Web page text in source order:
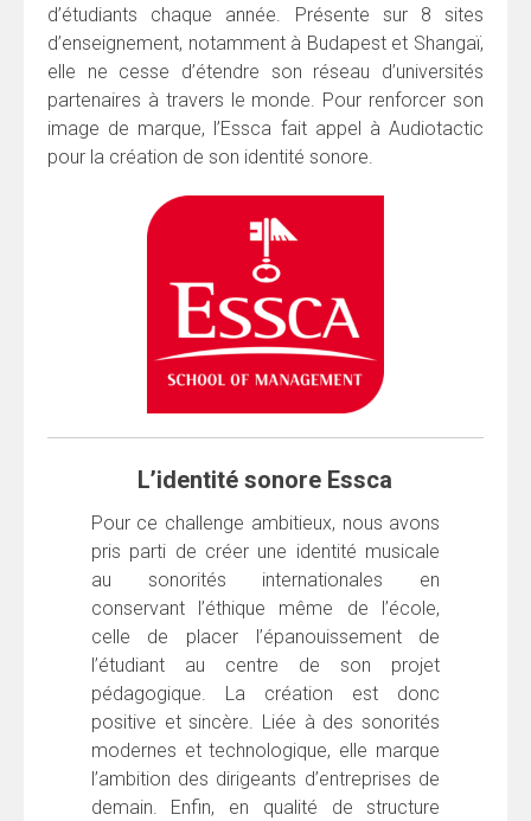
d’étudiants chaque année. Présente sur 8 sites
d’enseignement, notamment à Budapest et Shangaï,
elle ne cesse d’étendre son réseau d’universités
partenaires à travers le monde. Pour renforcer son
image de marque, l’Essca fait appel à Audiotactic
pour la création de son identité sonore.
L’identité sonore Essca
Pour ce challenge ambitieux, nous avons
pris parti de créer une identité musicale
au sonorités internationales en
conservant l’éthique même de l’école,
celle de placer l’épanouissement de
l’étudiant au centre de son projet
pédagogique. La création est donc
positive et sincère. Liée à des sonorités
modernes et technologique, elle marque
l’ambition des dirigeants d’entreprises de
demain. Enfin, en qualité de structure